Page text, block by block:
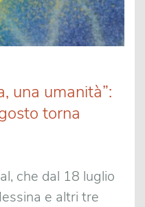
una umanità”:
torna
che dal 18 luglio
e altri tre